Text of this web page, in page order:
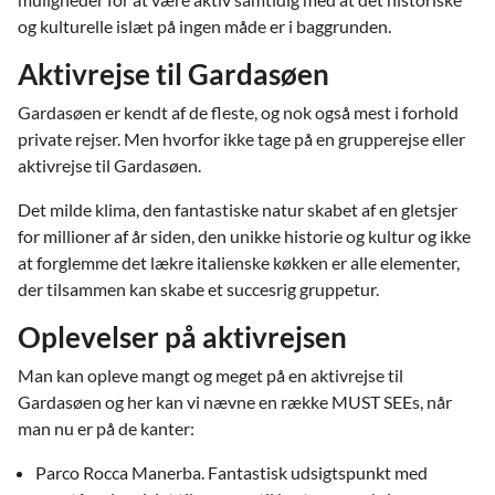
og kulturelle islæt på ingen måde er i baggrunden.
Aktivrejse til Gardasøen
Gardasøen er kendt af de fleste, og nok også mest i forhold
private rejser. Men hvorfor ikke tage på en grupperejse eller
aktivrejse til Gardasøen.
Det milde klima, den fantastiske natur skabet af en gletsjer
for millioner af år siden, den unikke historie og kultur og ikke
at forglemme det lækre italienske køkken er alle elementer,
der tilsammen kan skabe et succesrig gruppetur.
Oplevelser på aktivrejsen
Man kan opleve mangt og meget på en aktivrejse til
Gardasøen og her kan vi nævne en række MUST SEEs, når
man nu er på de kanter:
Parco Rocca Manerba. Fantastisk udsigtspunkt med